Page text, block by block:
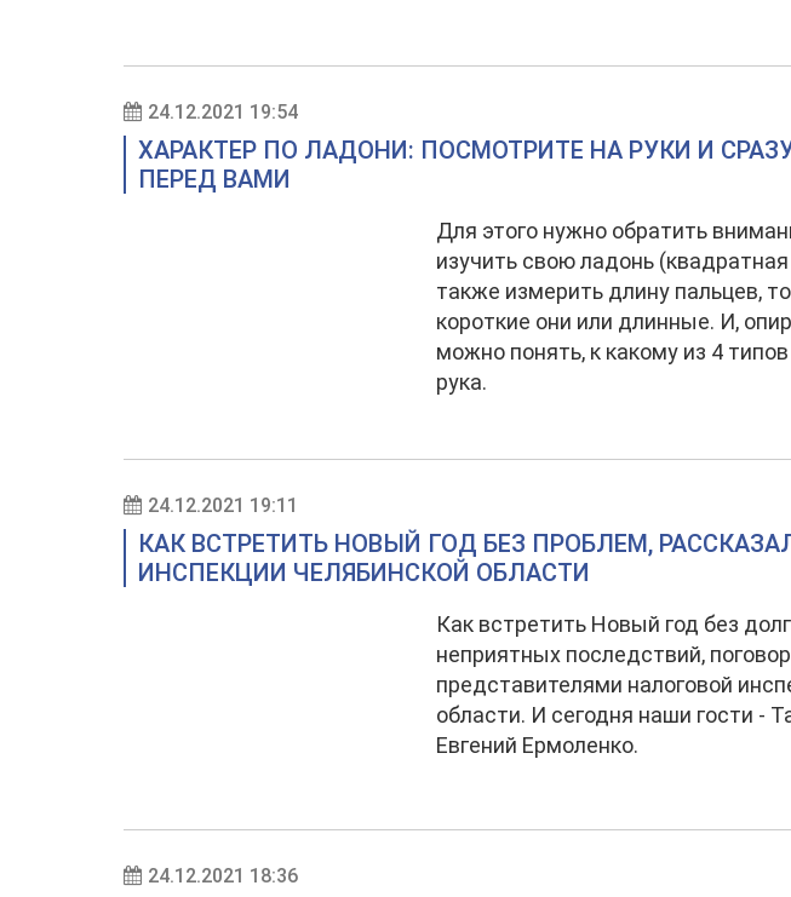
24.12.2021 19:54
ХАРАКТЕР ПО ЛАДОНИ: ПОСМОТРИТЕ НА РУКИ И
ПЕРЕД ВАМИ
Для этого нужно обратить
изучить свою ладонь
также измерить длину пальцев,
короткие они или длинные. И,
можно понять, к какому из 4
рука.
24.12.2021 19:11
КАК ВСТРЕТИТЬ НОВЫЙ ГОД БЕЗ ПРОБЛЕМ,
ИНСПЕКЦИИ ЧЕЛЯБИНСКОЙ ОБЛАСТИ
Как встретить Новый год без
неприятных последствий,
представителями налоговой
области. И сегодня наши гости -
Евгений Ермоленко.
24.12.2021 18:36